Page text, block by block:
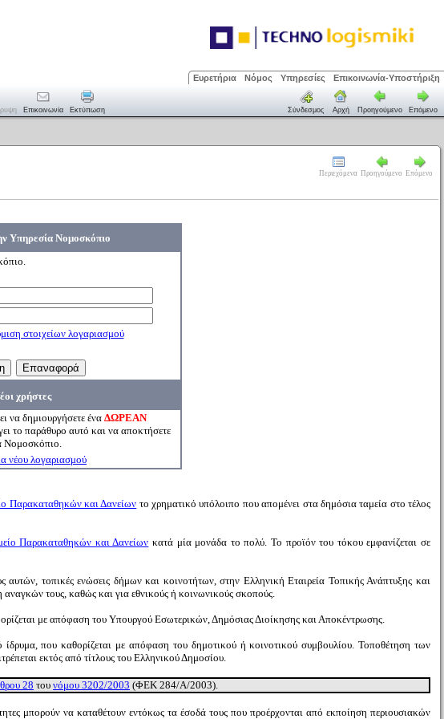
Ευρετήρια Νόμος Υπηρεσίες Επικοινωνία-Υποστήριξη
Επικοινωνία Εκτύπωση Σύνδεσμος Αρχή Προηγούμενο Επόμενο